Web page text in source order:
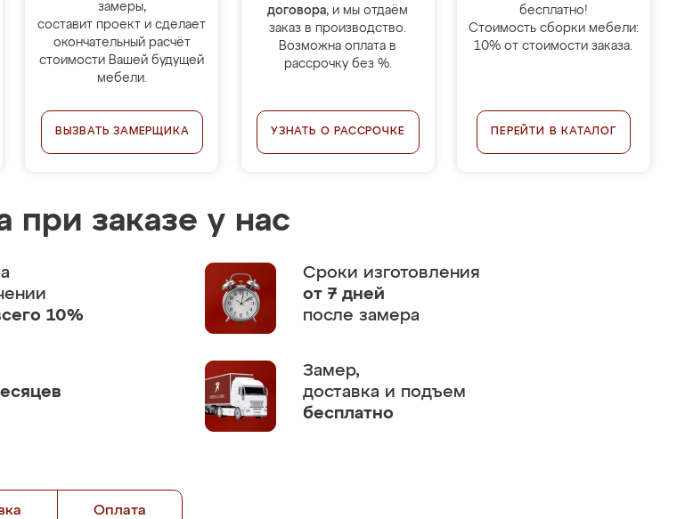
замеры,
составит проект и сделает
окончательный расчёт
стоимости Вашей будущей
мебели.
ВЫЗВАТЬ ЗАМЕРЩИКА
договора, и мы отдаём
заказ в производство.
Возможна оплата в
рассрочку без %.
УЗНАТЬ О РАССРОЧКЕ
бесплатно!
Стоимость сборки мебели:
10% от стоимости заказа.
ПЕРЕЙТИ В КАТАЛОГ
при заказе у нас
10%
Сроки изготовления
от 7 дней
после замера
Замер,
доставка и подъем
бесплатно
Оплата